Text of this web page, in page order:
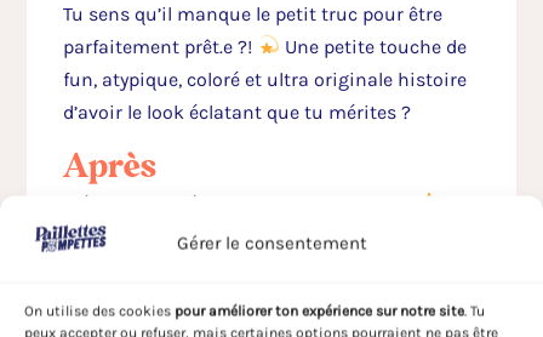
Gérer le consentement
On utilise des cookies pour améliorer ton expérience sur notre site. Tu
peux accepter ou refuser, mais certaines options pourraient ne pas être
Tu sens qu’il manque le petit truc pour être
parfaitement prêt.e ?!
Une petite touche de
fun, atypique, coloré et ultra originale histoire
d’avoir le look éclatant que tu mérites ?
Après
Métamorphosé.e une bombe heureuse !
Désormais ton visage rayonne tel un soleil en
faire sourire tous ceux qui t’entourent. Et oui !